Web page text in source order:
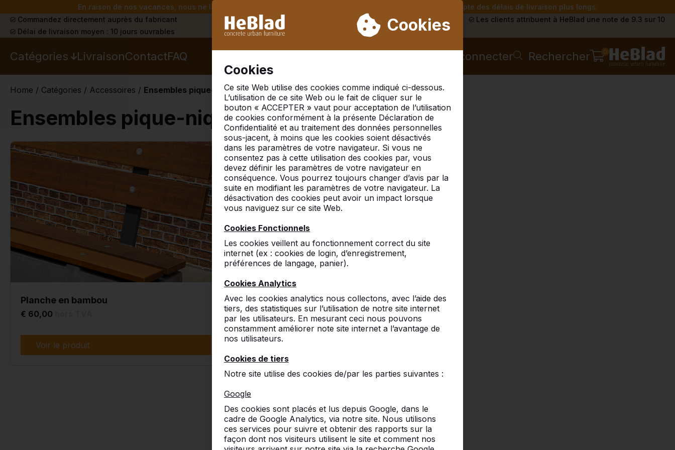
En raison de nos vacances, nous ne livrerons pas de la semaine 31 à la semaine 33. Veuillez donc tenir compte des délais de livraison plus longs.
Cookies
Cookies
Ce site Web utilise des cookies comme indiqué ci-dessous.
L’utilisation de ce site Web ou le fait de cliquer sur le
bouton « ACCEPTER » vaut pour acceptation de l’utilisation
de cookies conformément à la présente Déclaration de
Confidentialité et au traitement des données personnelles
sous-jacent, à moins que les cookies soient désactivés
dans les paramètres de votre navigateur. Si vous ne
consentez pas à cette utilisation des cookies par, vous
devez définir les paramètres de votre navigateur en
conséquence. Vous pourrez toujours changer d’avis par la
suite en modifiant les paramètres de votre navigateur. La
désactivation des cookies peut avoir un impact lorsque
vous naviguez sur ce site Web.
Cookies Fonctionnels
Les cookies veillent au fonctionnement correct du site
internet (ex : cookies de login, d’enregistrement,
préférences de langage, panier).
Cookies Analytics
Avec les cookies analytics nous collectons, avec l’aide des
tiers, des statistiques sur l’utilisation de notre site internet
par les utilisateurs. En mesurant ceci nous pouvons
constamment améliorer note site internet a l’avantage de
nos utilisateurs.
Cookies de tiers
Notre site utilise des cookies de/par les parties suivantes :
Google
Des cookies sont placés et lus depuis Google, dans le
cadre de Google Analytics, via notre site. Nous utilisons
ces services pour suivre et obtenir des rapports sur la
façon dont nos visiteurs utilisent le site et comment nos
Commandez directement auprès du fabricant Déjà plus de 30 000 produits vendus
Les clients attribuent à HeBlad une note de 9.3 sur 10
Délai de livraison moyen : 10 jours ouvrables
Catégories LivraisonContactFAQ Se connecter Rechercher 0
Home / Catégories / Accessoires / Ensembles pique-nique
Ensembles pique-nique
Planche en bambou
€ 60,00
Voir le produit
Planches en bambou ovale
€ 170,00 hors TVA
Voir le produit